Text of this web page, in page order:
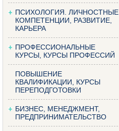
ПСИХОЛОГИЯ. ЛИЧНОСТНЫЕ
КОМПЕТЕНЦИИ, РАЗВИТИЕ,
КАРЬЕРА
ПРОФЕССИОНАЛЬНЫЕ
КУРСЫ, КУРСЫ ПРОФЕССИЙ
ПОВЫШЕНИЕ
КВАЛИФИКАЦИИ, КУРСЫ
ПЕРЕПОДГОТОВКИ
БИЗНЕС, МЕНЕДЖМЕНТ,
ПРЕДПРИНИМАТЕЛЬСТВО